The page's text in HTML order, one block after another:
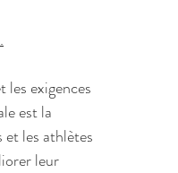
exigences
est la
les athlètes
leur